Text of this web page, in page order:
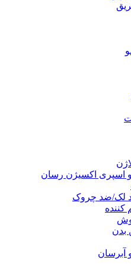
اسپری اکسیژن رسان
لک/ضد چروک
کننده
بدن
آبرسان